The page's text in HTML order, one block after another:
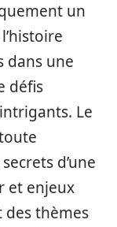
un
dans une
défis
Le
d’une
et enjeux
thèmes